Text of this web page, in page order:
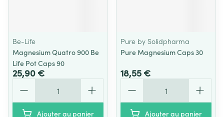
Be-Life
Magnesium Quatro 900 Be
Life Pot Caps 90
25,90 €
Ajouter au panier
Pure by Solidpharma
Pure Magnesium Caps 30
18,55 €
Ajouter au panier